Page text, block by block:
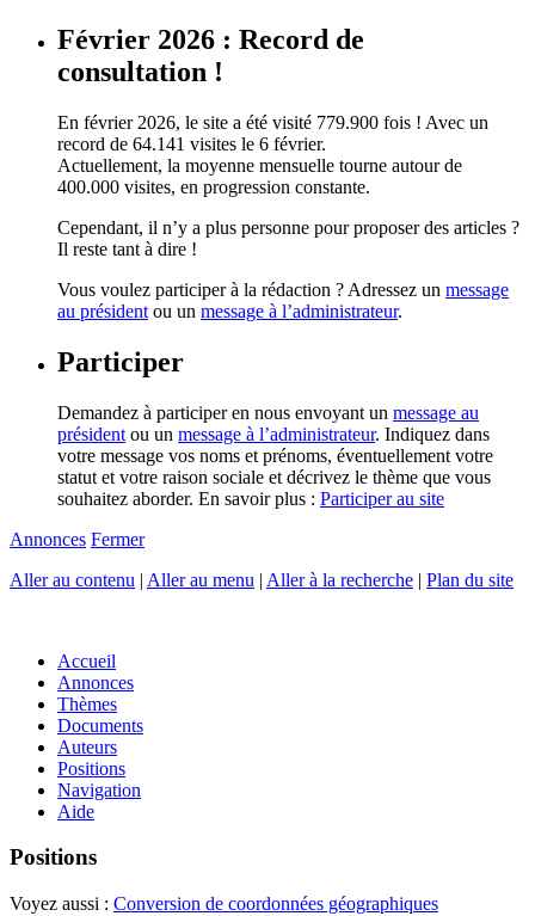
Février 2026 : Record de
consultation !
En février 2026, le site a été visité 779.900 fois ! Avec un
record de 64.141 visites le 6 février.
Actuellement, la moyenne mensuelle tourne autour de
400.000 visites, en progression constante.
Cependant, il n’y a plus personne pour proposer des articles ?
Il reste tant à dire !
Vous voulez participer à la rédaction ? Adressez un message
au président ou un message à l’administrateur.
Participer
Demandez à participer en nous envoyant un message au
président ou un message à l’administrateur. Indiquez dans
votre message vos noms et prénoms, éventuellement votre
statut et votre raison sociale et décrivez le thème que vous
souhaitez aborder. En savoir plus : Participer au site
Annonces Fermer
Aller au contenu | Aller au menu | Aller à la recherche | Plan du site
Accueil
Annonces
Thèmes
Documents
Auteurs
Positions
Navigation
Aide
Positions
Voyez aussi : Conversion de coordonnées géographiques